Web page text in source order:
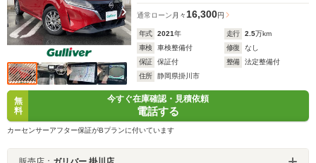
通常ローン 月々 16,300円
年式 2021年 走行 2.5万km
車検
車検整備付 修復
なし
保証
保証付 整備
法定整備付
住所
静岡県掛川市
無
料
今すぐ在庫確認・見積依頼
電話する
カーセンサーアフター保証がBプランに付いています